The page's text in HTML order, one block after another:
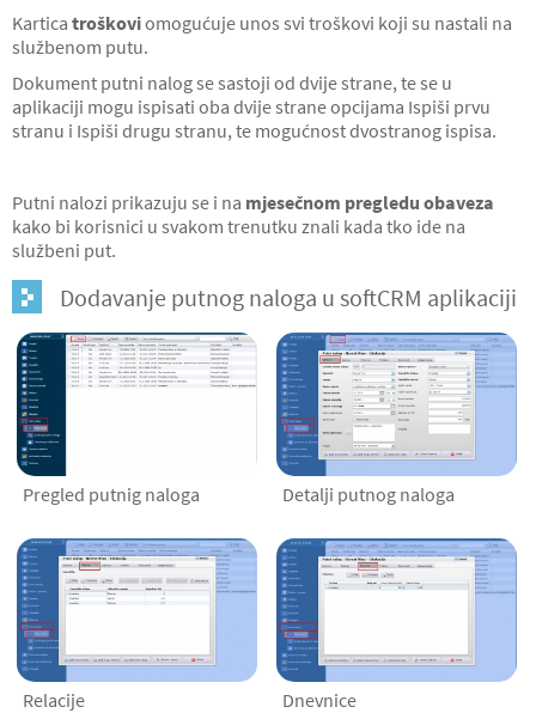
Kartica troškoviomogućuje unos svi troškovi koji su nastali na
službenom putu.
Dokument putni nalog se sastoji od dvije strane, te se u
aplikaciji mogu ispisati oba dvije strane opcijama Ispiši prvu
stranu i Ispiši drugu stranu, te mogućnost dvostranog ispisa.
Putni nalozi prikazuju se i na mjesečnom pregledu obaveza
kako bi korisnici u svakom trenutku znali kada tko ide na
službeni put.
Dodavanje putnog naloga u softCRM aplikaciji
Pregled putnig naloga Detalji putnog naloga
Relacije Dnevnice